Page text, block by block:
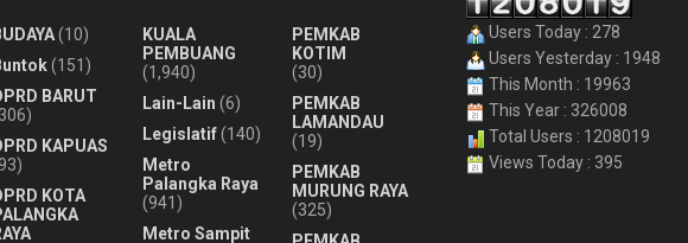
(10)
(151)
BARUT
KAPUAS
KOTA
KUALA
PEMBUANG
(1,940)
Lain-Lain (6)
Legislatif(140)
Metro
Palangka Raya
(941)
Metro Sampit
PEMKAB
KOTIM
(30)
PEMKAB
LAMANDAU
(19)
PEMKAB
MURUNG RAYA
(325)
Users Today : 278
Users Yesterday : 1948
This Month : 19963
This Year : 326008
Total Users : 1208019
Views Today : 395